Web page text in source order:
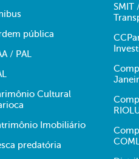
pública
/ PAL
Cultural
Imobiliário
predatória
SMIT